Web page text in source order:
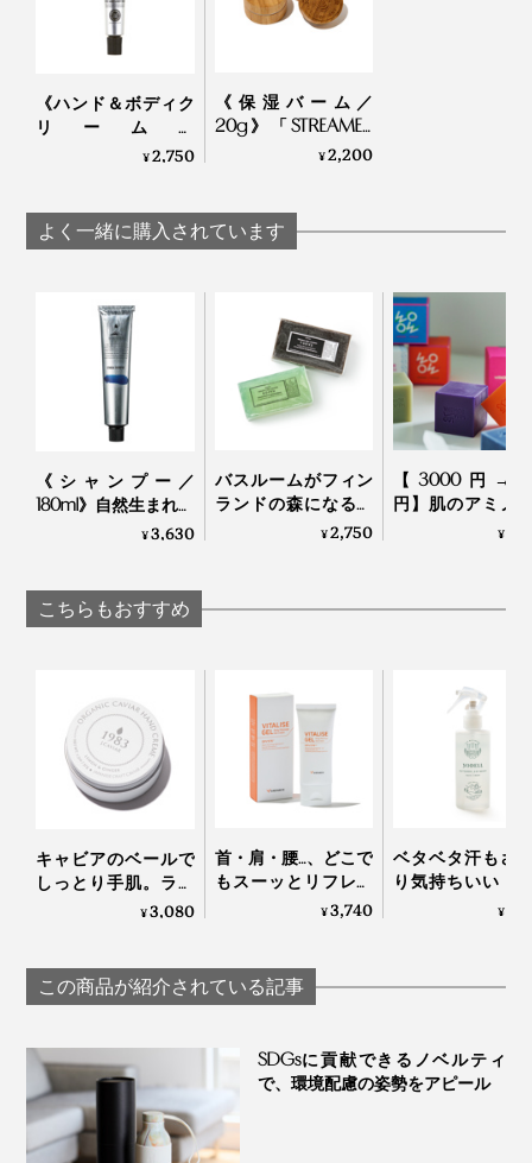
手に残ったバームでハンドケアもできるので、手洗いす
る必要もありません。
ジムやサウナ、旅先へも、これひとつでスキンケアとヘ
アケアがまかなえて、とても重宝します。
⽣育⼒の強い竹は、枯渇しない持続可能な資源。さら
に、抗菌、鮮度保持能⼒にも優れており、古くから⽔筒
やおむすびの包みなどに使われてきており、とても理に
《ハンド＆ボディク
リーム》
「STREAMER COFFEE
も愛用するコーヒー
の香りの保湿ケア｜
¥2,750
《保湿バーム／
20g》「STREAMER
COFFEE COMPANY」
肌・唇・髪の乾燥ケ
ア｜EVEREST
¥2,200
よく一緒に購入されています
《シャンプー／
180ml》自然生まれの
フルボ酸と高山植物
るノンシリコンシャ
ンプー｜EVEREST
¥3,630
バスルームがフィン
ランドの森になる、
「白樺の若葉」と
¥2,750
【3000円
円】肌のアミノ
近い「セリシン
¥
こちらもおすすめ
キャビアのベールで
しっとり手肌。ライ
トなつけ心地の
宮崎キャビア1983
¥3,080
首・肩・腰…、どこで
もスーッとリフレッ
シュする「バイタラ
¥3,740
ベタベタ汗もさ
り気持ちいい！
顔も体も、スプ
¥
この商品が紹介されている記事
SDGsに貢献できるノベルティ
で、環境配慮の姿勢をアピール